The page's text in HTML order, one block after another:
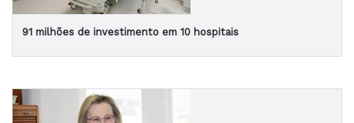
91 milhões de investimento em 10 hospitais